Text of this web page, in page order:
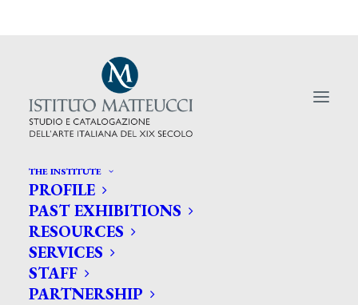
THE INSTITUTE
PROFILE
PAST EXHIBITIONS
RESOURCES
SERVICES
STAFF
PARTNERSHIP
Inquietudine simbolista